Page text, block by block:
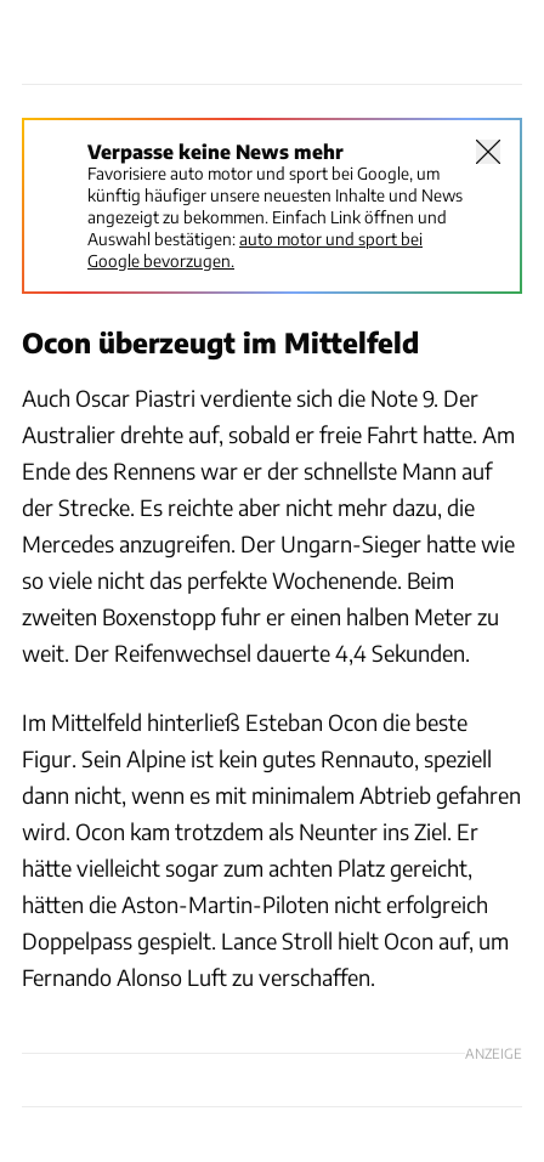
Verpasse keine News mehr
Favorisiere auto motor und sport bei Google, um
künftig häufiger unsere neuesten Inhalte und News
angezeigt zu bekommen. Einfach Link öffnen und
Auswahl bestätigen:auto motor und sport bei
Google bevorzugen.
Ocon überzeugt im Mittelfeld
Auch Oscar Piastri verdiente sich die Note 9. Der
Australier drehte auf, sobald er freie Fahrt hatte. Am
Ende des Rennens war er der schnellste Mann auf
der Strecke. Es reichte aber nicht mehr dazu, die
Mercedes anzugreifen. Der Ungarn-Sieger hatte wie
so viele nicht das perfekte Wochenende. Beim
zweiten Boxenstopp fuhr er einen halben Meter zu
weit. Der Reifenwechsel dauerte 4,4 Sekunden.
Im Mittelfeld hinterließ Esteban Ocon die beste
Figur. Sein Alpine ist kein gutes Rennauto, speziell
dann nicht, wenn es mit minimalem Abtrieb gefahren
wird. Ocon kam trotzdem als Neunter ins Ziel. Er
hätte vielleicht sogar zum achten Platz gereicht,
hätten die Aston-Martin-Piloten nicht erfolgreich
Doppelpass gespielt. Lance Stroll hielt Ocon auf, um
Fernando Alonso Luft zu verschaffen.
ANZEIGE